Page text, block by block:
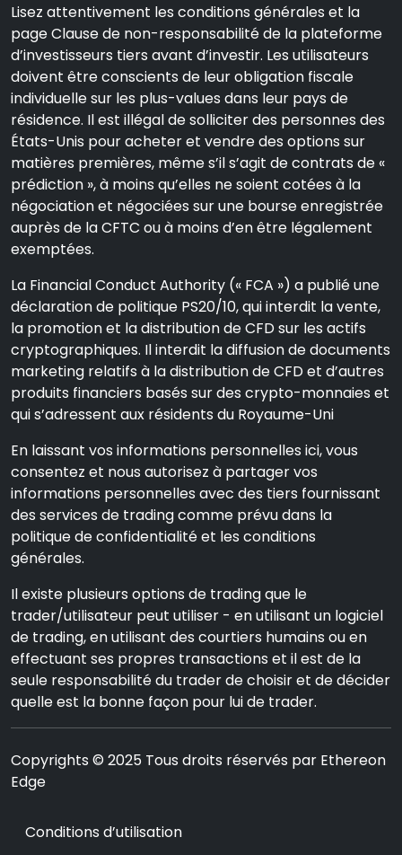
Lisez attentivement les conditions générales et la
page Clause de non-responsabilité de la plateforme
d’investisseurs tiers avant d’investir. Les utilisateurs
doivent être conscients de leur obligation fiscale
individuelle sur les plus-values dans leur pays de
résidence. Il est illégal de solliciter des personnes des
États-Unis pour acheter et vendre des options sur
matières premières, même s’il s’agit de contrats de «
prédiction », à moins qu’elles ne soient cotées à la
négociation et négociées sur une bourse enregistrée
auprès de la CFTC ou à moins d’en être légalement
exemptées.
La Financial Conduct Authority (« FCA ») a publié une
déclaration de politique PS20/10, qui interdit la vente,
la promotion et la distribution de CFD sur les actifs
cryptographiques. Il interdit la diffusion de documents
marketing relatifs à la distribution de CFD et d’autres
produits financiers basés sur des crypto-monnaies et
qui s’adressent aux résidents du Royaume-Uni
En laissant vos informations personnelles ici, vous
consentez et nous autorisez à partager vos
informations personnelles avec des tiers fournissant
des services de trading comme prévu dans la
politique de confidentialité et les conditions
générales.
Il existe plusieurs options de trading que le
trader/utilisateur peut utiliser - en utilisant un logiciel
de trading, en utilisant des courtiers humains ou en
effectuant ses propres transactions et il est de la
seule responsabilité du trader de choisir et de décider
quelle est la bonne façon pour lui de trader.
Copyrights © 2025 Tous droits réservés par Ethereon
Edge
Conditions d’utilisation